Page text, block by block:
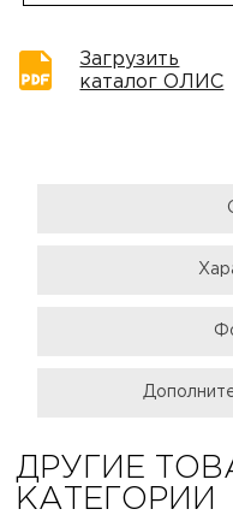
Загрузить
каталог ОЛИС
ДРУГИЕ
КАТЕГОРИИ